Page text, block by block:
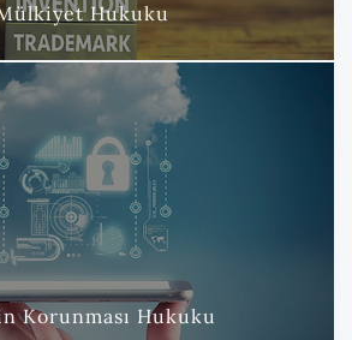
Hukuku
Korunması Hukuku
Verilerin Korunması Hukuku
Danışmanlık Bürosu olarak, Kişisel Verilerin
Kanunu (KVKK) ve General Data Protection
alanında müvekkillerimize kapsamlı ve titiz
danışmanlık hizmetleri sunmaktayız.
DAHA FAZLA